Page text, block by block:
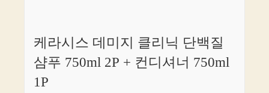
케라시스 데미지 클리닉 단백질
샴푸 750ml 2P + 컨디셔너 750ml
1P